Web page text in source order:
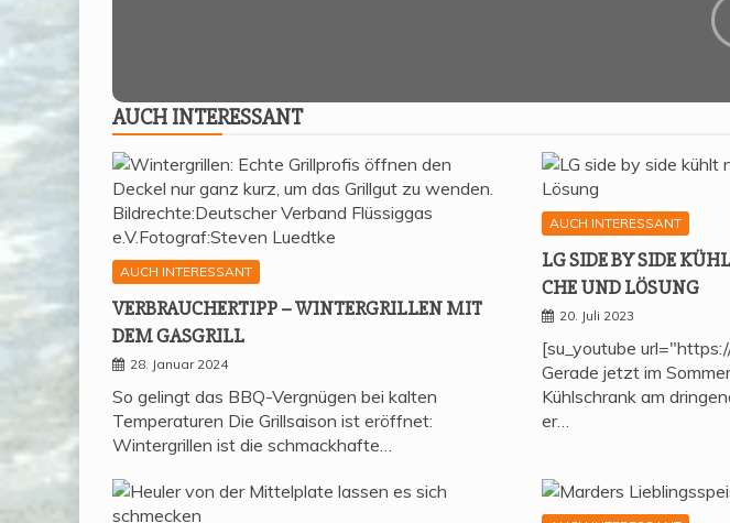
AUCH INTER­ES­SANT
AUCH INTERESSANT
VER­BRAU­CHER­TIPP – WIN­TER­GRIL­LEN MIT
DEM GASGRILL
28. Januar 2024
So gelingt das BBQ-Vergnügen bei kalten
Temperaturen Die Grillsaison ist eröffnet:
Wintergrillen ist die schmackhafte…
AUCH INTERESSANT
LG SIDE BY SIDE
CHE UND LÖSUNG
20. Juli 2023
[su_youtube
Gerade jetzt im
Kühlschrank am
er…